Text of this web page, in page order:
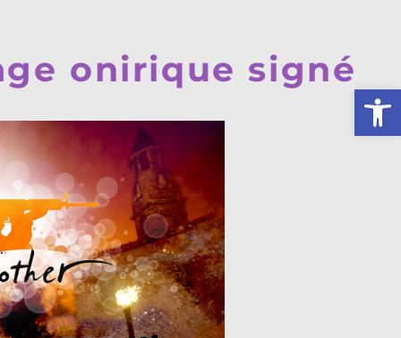
onirique signé